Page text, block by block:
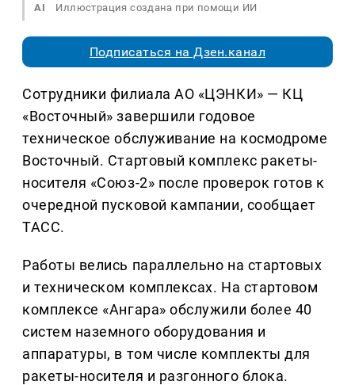
AI Иллюстрация создана при помощи ИИ
Подписаться на Дзен.канал
Сотрудники филиала АО «ЦЭНКИ» — КЦ
«Восточный» завершили годовое
техническое обслуживание на космодроме
Восточный. Стартовый комплекс ракеты-
носителя «Союз-2» после проверок готов к
очередной пусковой кампании, сообщает
ТАСС.
Работы велись параллельно на стартовых
и техническом комплексах. На стартовом
комплексе «Ангара» обслужили более 40
систем наземного оборудования и
аппаратуры, в том числе комплекты для
ракеты-носителя и разгонного блока.